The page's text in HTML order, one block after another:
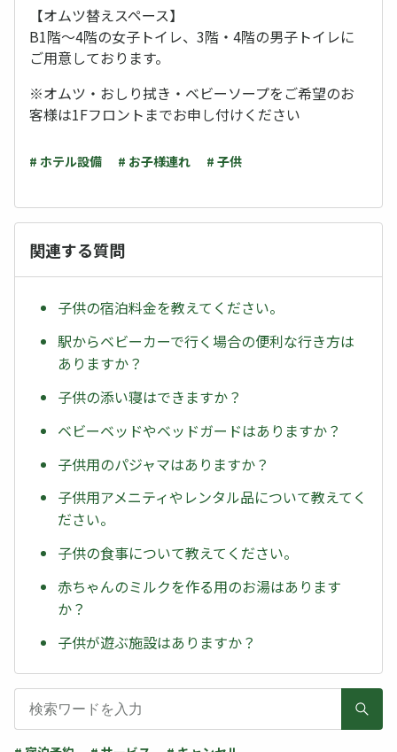
【オムツ替えスペース】
B1階～4階の女子トイレ、3階・4階の男子トイレに
ご用意しております。
※オムツ・おしり拭き・ベビーソープをご希望のお
客様は1Fフロントまでお申し付けください
# ホテル設備 # お子様連れ # 子供
関連する質問
子供の宿泊料金を教えてください。
駅からベビーカーで行く場合の便利な行き方は
ありますか？
子供の添い寝はできますか？
ベビーベッドやベッドガードはありますか？
子供用のパジャマはありますか？
子供用アメニティやレンタル品について教えてく
ださい。
子供の食事について教えてください。
赤ちゃんのミルクを作る用のお湯はあります
か？
子供が遊ぶ施設はありますか？